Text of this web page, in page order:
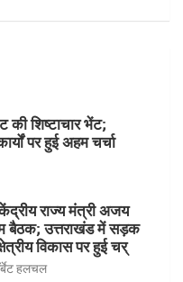
शिष्टाचार भेंट;
पर हुई अहम चर्चा
राज्य मंत्री अजय
बैठक; उत्तराखंड में सड़क
विकास पर हुई चर्
हलचल